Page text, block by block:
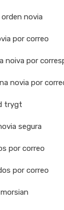
novia
por correo
noiva por
novia por
trygt
segura
por correo
por correo